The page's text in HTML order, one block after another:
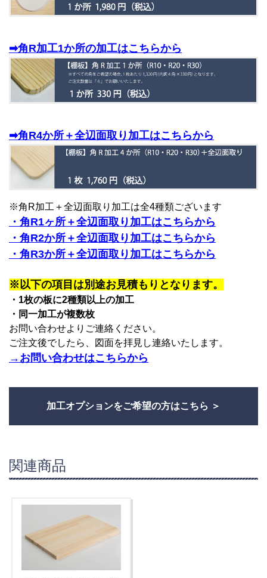
➡角R加工1か所の加工はこちらから
➡角R4か所＋全辺面取り加工はこちらから
※角R加工＋全辺面取り加工は全4種類ございます
・角R1ヶ所＋全辺面取り加工はこちらから
・角R2か所＋全辺面取り加工はこちらから
・角R3か所＋全辺面取り加工はこちらから
※以下の項目は別途お見積もりとなります。
・1枚の板に2種類以上の加工
・同一加工が複数枚
お問い合わせよりご連絡ください。
ご注文後でしたら、図面を拝見し連絡いたします。
→お問い合わせはこちらから
加工オプションをご希望の方はこちら
関連商品